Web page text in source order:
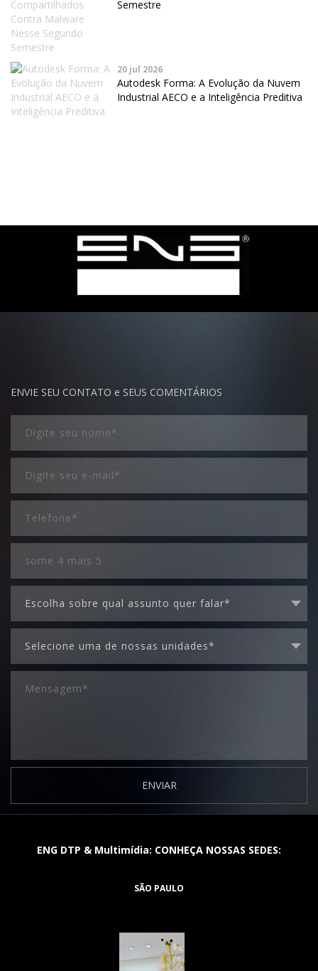
Semestre
20 jul 2026
Autodesk Forma: A Evolução da Nuvem
Industrial AECO e a Inteligência Preditiva
ENVIE SEU CONTATO e SEUS COMENTÁRIOS
ENVIAR
ENG DTP & Multimídia: CONHEÇA NOSSAS SEDES:
SÃO PAULO